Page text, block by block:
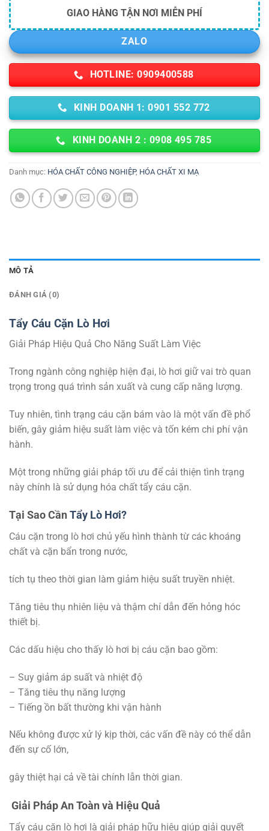
GIAO HÀNG TẬN NƠI MIỄN PHÍ
ZALO
HOTLINE: 0909400588
KINH DOANH 1: 0901 552 772
KINH DOANH 2 : 0908 495 785
Danh mục: HÓA CHẤT CÔNG NGHIỆP, HÓA CHẤT XI MẠ
MÔ TẢ
ĐÁNH GIÁ (0)
Tẩy Cáu Cặn Lò Hơi
Giải Pháp Hiệu Quả Cho Năng Suất Làm Việc
Trong ngành công nghiệp hiện đại, lò hơi giữ vai trò quan
trọng trong quá trình sản xuất và cung cấp năng lượng.
Tuy nhiên, tình trạng cáu cặn bám vào là một vấn đề phổ
biến, gây giảm hiệu suất làm việc và tốn kém chi phí vận
hành.
Một trong những giải pháp tối ưu để cải thiện tình trạng
này chính là sử dụng hóa chất tẩy cáu cặn.
Tại Sao CầnTẩy Lò Hơi?
Cáu cặn trong lò hơi chủ yếu hình thành từ các khoáng
chất và cặn bẩn trong nước,
tích tụ theo thời gian làm giảm hiệu suất truyền nhiệt.
Tăng tiêu thụ nhiên liệu và thậm chí dẫn đến hỏng hóc
thiết bị.
Các dấu hiệu cho thấy lò hơi bị cáu cặn bao gồm:
– Suy giảm áp suất và nhiệt độ
– Tăng tiêu thụ năng lượng
– Tiếng ồn bất thường khi vận hành
Nếu không được xử lý kịp thời, các vấn đề này có thể dẫn
đến sự cố lớn,
gây thiệt hại cả về tài chính lẫn thời gian.
Giải Pháp An Toàn và Hiệu Quả
Tẩy cáu cặn lò hơi là giải pháp hữu hiệu giúp giải quyết